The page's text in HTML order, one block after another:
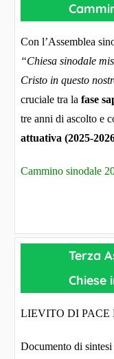
Con l’Assemblea
“Chiesa sinodale
Cristo in questo
cruciale tra la fase
tre anni di ascolto e
attuativa (2025-
Cammino sinodale
Terza
Chiese
LIEVITO DI PACE
Documento di